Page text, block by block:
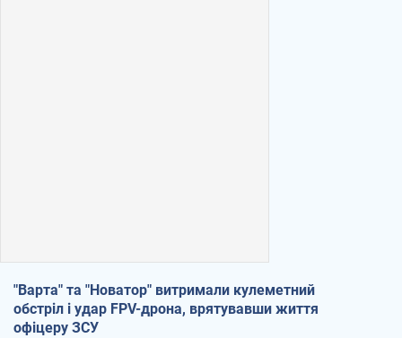
"Варта" та "Новатор" витримали кулеметний
обстріл і удар FPV-дрона, врятувавши життя
офіцеру ЗСУ